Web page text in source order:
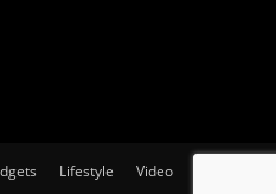
Lifestyle Video